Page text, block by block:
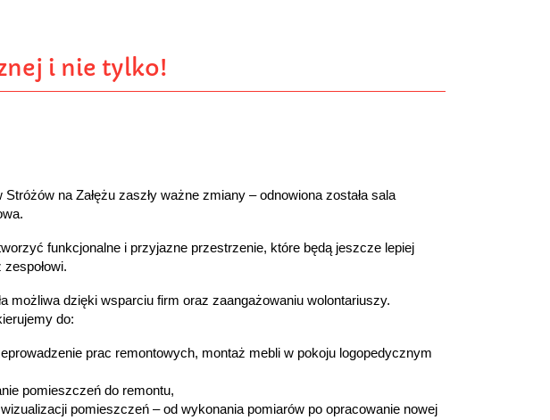
i nie tylko!
na Załężu zaszły ważne zmiany – odnowiona została sala
funkcjonalne i przyjazne przestrzenie, które będą jeszcze lepiej
możliwa dzięki wsparciu firm oraz zaangażowaniu wolontariuszy.
do:
prac remontowych, montaż mebli w pokoju logopedycznym
pomieszczeń do remontu,
pomieszczeń – od wykonania pomiarów po opracowanie nowej